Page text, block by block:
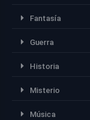
Fantasía
Guerra
Historia
Misterio
Música